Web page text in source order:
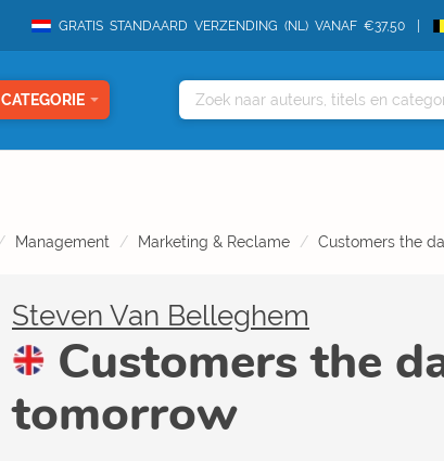
GRATIS STANDAARD VERZENDING (NL) VANAF €37,50
CATEGORIE
Management Marketing & Reclame Customers the
Steven Van Belleghem
Customers the
tomorrow